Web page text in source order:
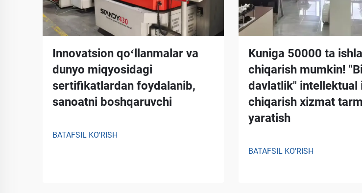
Innovatsion qoʻllanmalar va
dunyo miqyosidagi
sertifikatlardan foydalanib,
sanoatni boshqaruvchi
BATAFSIL KO'RISH
Kuniga 50000 ta
chiqarish mumkin!
davlatlik" intellektual
chiqarish xizmat
yaratish
BATAFSIL KO'RISH